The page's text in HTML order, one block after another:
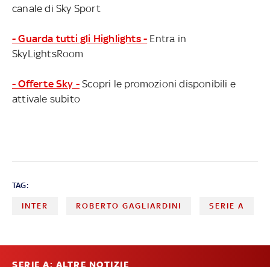
canale di Sky Sport
- Guarda tutti gli Highlights - Entra in
SkyLightsRoom
- Offerte Sky - Scopri le promozioni disponibili e
attivale subito
TAG:
INTER ROBERTO GAGLIARDINI SERIE A
SERIE A: ALTRE NOTIZIE